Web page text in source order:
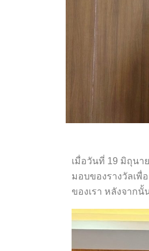
เมื่อวันที่ 19 มิถุน
มอบของรางวัลเ
ของเรา หลังจาก